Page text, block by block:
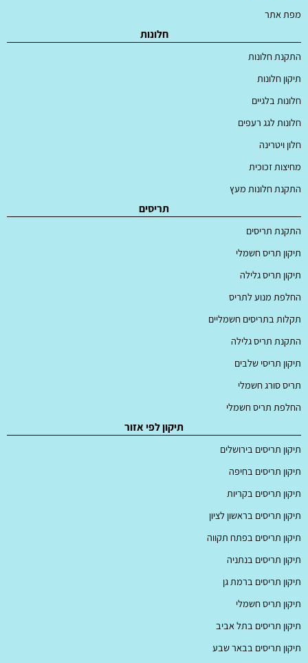
מפת אתר
חלונות
התקנת חלונות
תיקון חלונות
חלונות בלגיים
חלונות לגג רעפים
חלון ויטרינה
מחיצות זכוכית
התקנת חלונות מעץ
תריסים
התקנת תריסים
תיקון תריס חשמלי
תיקון תריס גלילה
החלפת מנוע לתריס
תקלות בתריסים חשמליים
התקנת תריס גלילה
תיקון תריסי שלבים
תריס סורג חשמלי
החלפת תריס חשמלי
תיקון לפי אזור
תיקון תריסים בירושלים
תיקון תריסים בחיפה
תיקון תריסים בקריות
תיקון תריסים בראשון לציון
תיקון תריסים בפתח תקווה
תיקון תריסים בנתניה
תיקון תריסים ברמת גן
תיקון תריס חשמלי
תיקון תריסים בתל אביב
תיקון תריסים בבאר שבע